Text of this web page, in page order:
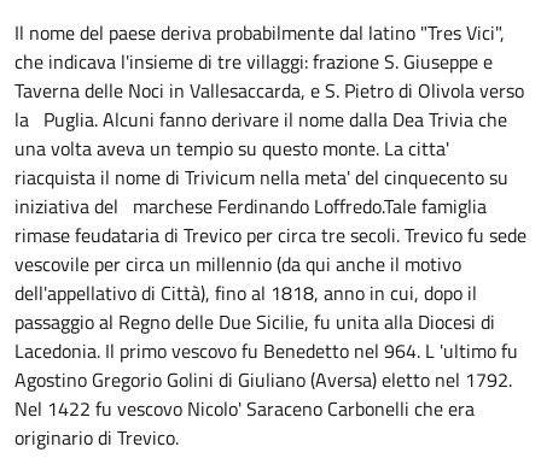
Il nome del paese deriva probabilmente dal latino "Tres Vici",
che indicava l'insieme di tre villaggi: frazione S. Giuseppe e
Taverna delle Noci in Vallesaccarda, e S. Pietro di Olivola verso
la Puglia. Alcuni fanno derivare il nome dalla Dea Trivia che
una volta aveva un tempio su questo monte. La citta'
riacquista il nome di Trivicum nella meta' del cinquecento su
iniziativa del marchese Ferdinando Loffredo.Tale famiglia
rimase feudataria di Trevico per circa tre secoli. Trevico fu sede
vescovile per circa un millennio (da qui anche il motivo
dell'appellativo di Città), fino al 1818, anno in cui, dopo il
passaggio al Regno delle Due Sicilie, fu unita alla Diocesi di
Lacedonia. Il primo vescovo fu Benedetto nel 964. L 'ultimo fu
Agostino Gregorio Golini di Giuliano (Aversa) eletto nel 1792.
Nel 1422 fu vescovo Nicolo' Saraceno Carbonelli che era
originario di Trevico.